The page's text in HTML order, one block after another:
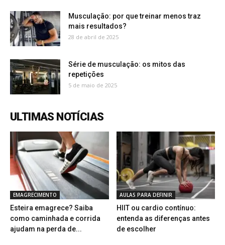
Musculação: por que treinar menos traz
mais resultados?
28 de abril de 2025
Série de musculação: os mitos das
repetições
5 de maio de 2025
ULTIMAS NOTÍCIAS
EMAGRECIMENTO
Esteira emagrece? Saiba
como caminhada e corrida
ajudam na perda de...
AULAS PARA DEFINIR
HIIT ou cardio contínuo:
entenda as diferenças antes
de escolher